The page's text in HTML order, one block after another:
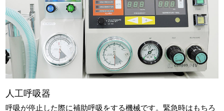
人工呼吸器
呼吸が停止した際に補助呼吸をする機械です。緊急時はもちろ